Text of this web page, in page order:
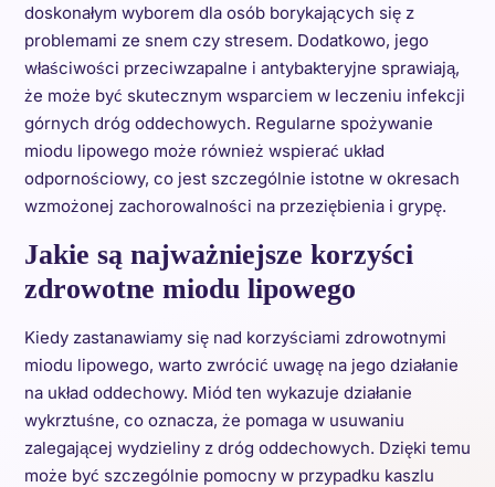
doskonałym wyborem dla osób borykających się z
problemami ze snem czy stresem. Dodatkowo, jego
właściwości przeciwzapalne i antybakteryjne sprawiają,
że może być skutecznym wsparciem w leczeniu infekcji
górnych dróg oddechowych. Regularne spożywanie
miodu lipowego może również wspierać układ
odpornościowy, co jest szczególnie istotne w okresach
wzmożonej zachorowalności na przeziębienia i grypę.
Jakie są najważniejsze korzyści
zdrowotne miodu lipowego
Kiedy zastanawiamy się nad korzyściami zdrowotnymi
miodu lipowego, warto zwrócić uwagę na jego działanie
na układ oddechowy. Miód ten wykazuje działanie
wykrztuśne, co oznacza, że pomaga w usuwaniu
zalegającej wydzieliny z dróg oddechowych. Dzięki temu
może być szczególnie pomocny w przypadku kaszlu